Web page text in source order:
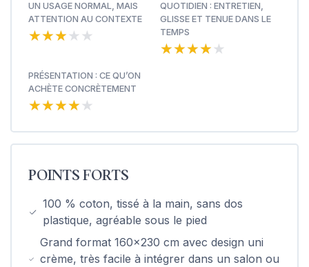
UN USAGE NORMAL, MAIS
ATTENTION AU CONTEXTE
★★★★★
★★★★★
QUOTIDIEN : ENTRETIEN,
GLISSE ET TENUE DANS LE
TEMPS
★★★★★
★★★★★
PRÉSENTATION : CE QU’ON
ACHÈTE CONCRÈTEMENT
★★★★★
★★★★★
POINTS FORTS
100 % coton, tissé à la main, sans dos
plastique, agréable sous le pied
Grand format 160x230 cm avec design uni
crème, très facile à intégrer dans un salon ou